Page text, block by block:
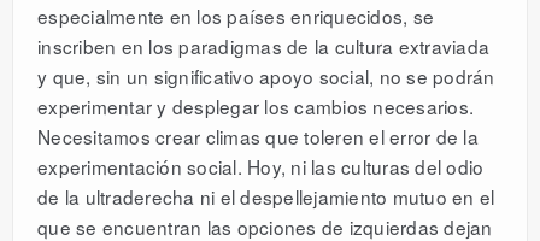
especialmente en los países enriquecidos, se
inscriben en los paradigmas de la cultura extraviada
y que, sin un significativo apoyo social, no se podrán
experimentar y desplegar los cambios necesarios.
Necesitamos crear climas que toleren el error de la
experimentación social. Hoy, ni las culturas del odio
de la ultraderecha ni el despellejamiento mutuo en el
que se encuentran las opciones de izquierdas dejan